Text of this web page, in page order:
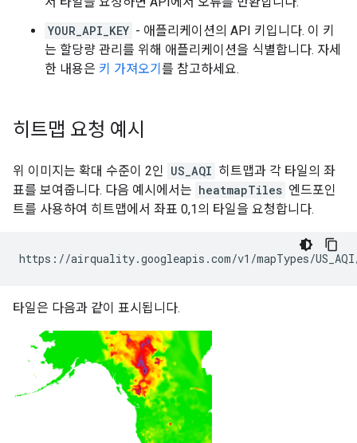
YOUR_API_KEY - 애플리케이션의 API 키입니다. 이 키
는 할당량 관리를 위해 애플리케이션을 식별합니다. 자세
한 내용은 키 가져오기 를 참고하세요.
히트맵 요청 예시
위 이미지는 확대 수준이 2인 US_AQI 히트맵과 각 타일의 좌
표를 보여줍니다. 다음 예시에서는 heatmapTiles 엔드포인
트를 사용하여 히트맵에서 좌표 0,1의 타일을 요청합니다.
https://airquality.googleapis.com/v1/mapTypes/
타일은 다음과 같이 표시됩니다.